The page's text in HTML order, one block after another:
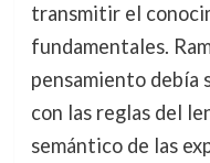
transmitir el
fundamentales.
pensamiento debía
con las reglas del
semántico de las